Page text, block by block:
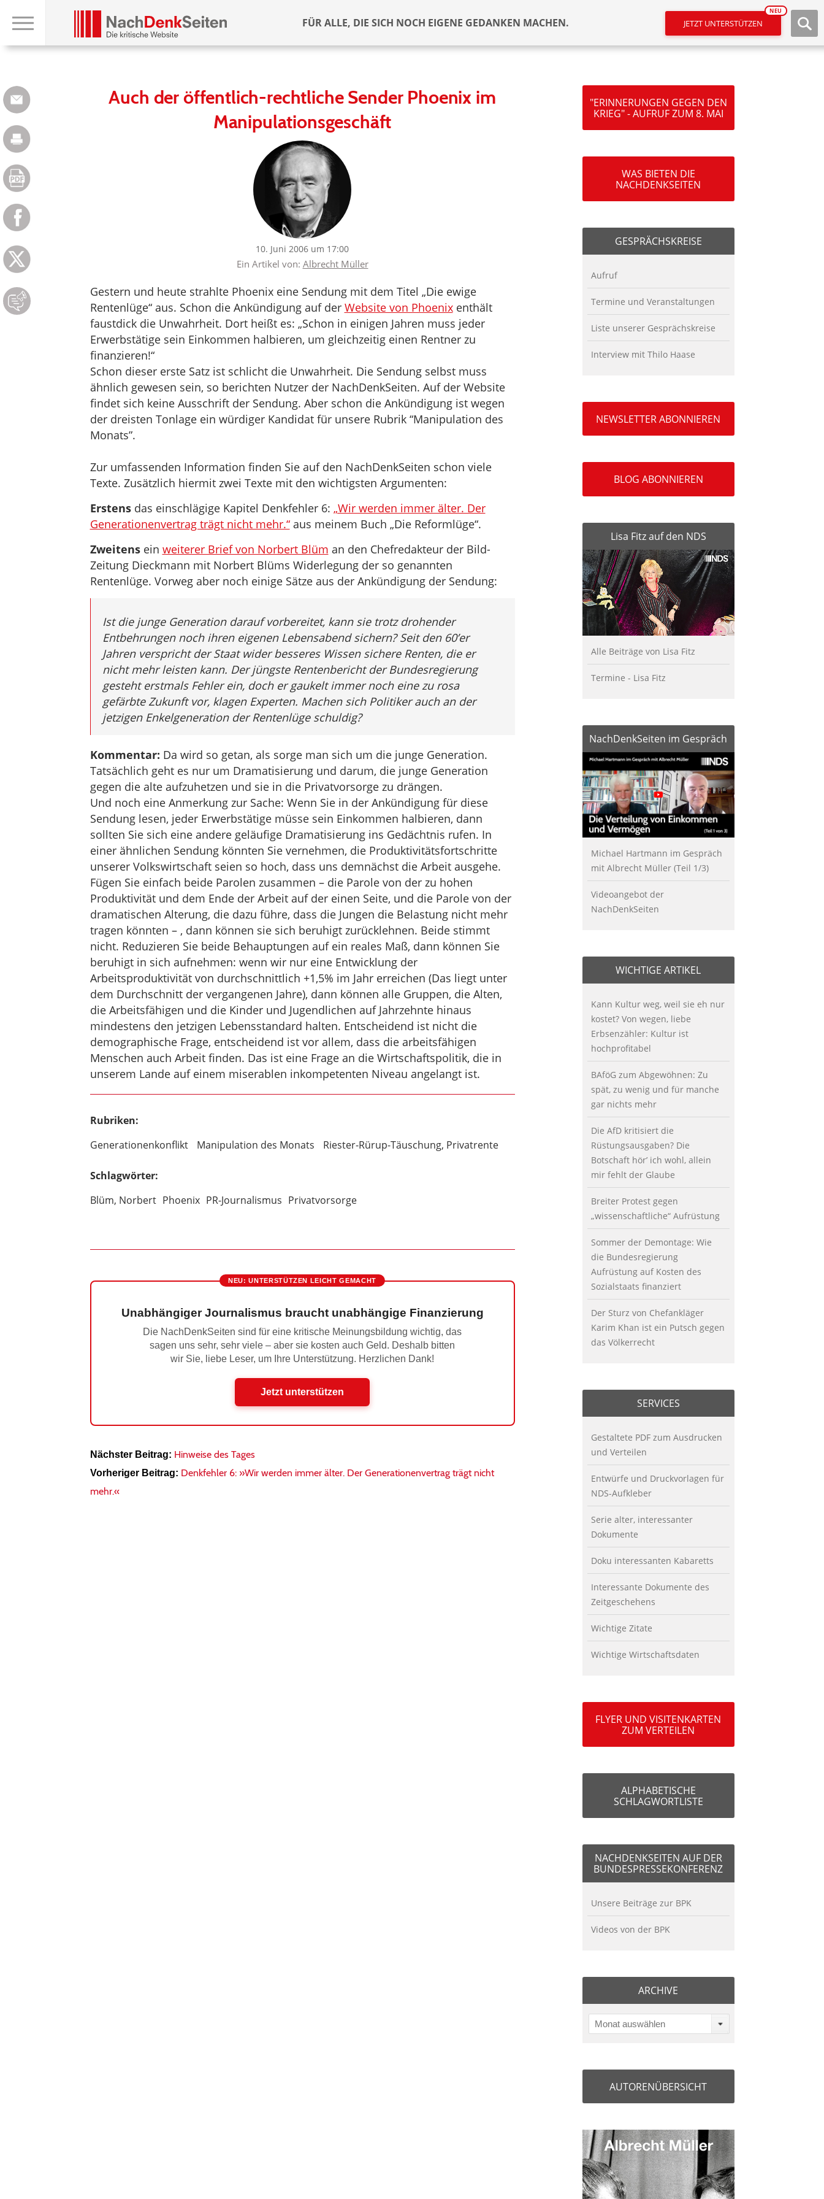
FÜR ALLE, DIE SICH NOCH EIGENE GEDANKEN MACHEN. JETZT UNTERSTÜTZEN
NEU
Auch der öffentlich-rechtliche Sender Phoenix im
Manipulationsgeschäft
10. Juni 2006 um 17:00
Ein Artikel von: Albrecht Müller
Gestern und heute strahlte Phoenix eine Sendung mit dem Titel „Die ewige
Rentenlüge“ aus. Schon die Ankündigung auf der Website von Phoenixenthält
faustdick die Unwahrheit. Dort heißt es: „Schon in einigen Jahren muss jeder
Erwerbstätige sein Einkommen halbieren, um gleichzeitig einen Rentner zu
finanzieren!“
Schon dieser erste Satz ist schlicht die Unwahrheit. Die Sendung selbst muss
ähnlich gewesen sein, so berichten Nutzer der NachDenkSeiten. Auf der Website
findet sich keine Ausschrift der Sendung. Aber schon die Ankündigung ist wegen
der dreisten Tonlage ein würdiger Kandidat für unsere Rubrik “Manipulation des
Monats”.
Zur umfassenden Information finden Sie auf den NachDenkSeiten schon viele
Texte. Zusätzlich hiermit zwei Texte mit den wichtigsten Argumenten:
Erstensdas einschlägige Kapitel Denkfehler 6: „Wir werden immer älter. Der
Generationenvertrag trägt nicht mehr.“aus meinem Buch „Die Reformlüge“.
Zweitensein weiterer Brief von Norbert Blüm an den Chefredakteur der Bild-
Zeitung Dieckmann mit Norbert Blüms Widerlegung der so genannten
Rentenlüge. Vorweg aber noch einige Sätze aus der Ankündigung der Sendung:
Ist die junge Generation darauf vorbereitet, kann sie trotz drohender
Entbehrungen noch ihren eigenen Lebensabend sichern? Seit den 60’er
Jahren verspricht der Staat wider besseres Wissen sichere Renten, die er
nicht mehr leisten kann. Der jüngste Rentenbericht der Bundesregierung
gesteht erstmals Fehler ein, doch er gaukelt immer noch eine zu rosa
gefärbte Zukunft vor, klagen Experten. Machen sich Politiker auch an der
jetzigen Enkelgeneration der Rentenlüge schuldig?
Kommentar: Da wird so getan, als sorge man sich um die junge Generation.
Tatsächlich geht es nur um Dramatisierung und darum, die junge Generation
gegen die alte aufzuhetzen und sie in die Privatvorsorge zu drängen.
Und noch eine Anmerkung zur Sache: Wenn Sie in der Ankündigung für diese
Sendung lesen, jeder Erwerbstätige müsse sein Einkommen halbieren, dann
sollten Sie sich eine andere geläufige Dramatisierung ins Gedächtnis rufen. In
einer ähnlichen Sendung könnten Sie vernehmen, die Produktivitätsfortschritte
unserer Volkswirtschaft seien so hoch, dass uns demnächst die Arbeit ausgehe.
Fügen Sie einfach beide Parolen zusammen – die Parole von der zu hohen
Produktivität und dem Ende der Arbeit auf der einen Seite, und die Parole von der
dramatischen Alterung, die dazu führe, dass die Jungen die Belastung nicht mehr
tragen könnten – , dann können sie sich beruhigt zurücklehnen. Beide stimmt
nicht. Reduzieren Sie beide Behauptungen auf ein reales Maß, dann können Sie
beruhigt in sich aufnehmen: wenn wir nur eine Entwicklung der
Arbeitsproduktivität von durchschnittlich +1,5% im Jahr erreichen (Das liegt unter
dem Durchschnitt der vergangenen Jahre), dann können alle Gruppen, die Alten,
die Arbeitsfähigen und die Kinder und Jugendlichen auf Jahrzehnte hinaus
mindestens den jetzigen Lebensstandard halten. Entscheidend ist nicht die
demographische Frage, entscheidend ist vor allem, dass die arbeitsfähigen
Menschen auch Arbeit finden. Das ist eine Frage an die Wirtschaftspolitik, die in
unserem Lande auf einem miserablen inkompetenten Niveau angelangt ist.
Rubriken:
Generationenkonflikt
Manipulation des Monats Riester-Rürup-Täuschung, Privatrente
Schlagwörter:
Blüm, Norbert Phoenix PR-Journalismus Privatvorsorge
NEU: UNTERSTÜTZEN LEICHT GEMACHT
Unabhängiger Journalismus braucht unabhängige Finanzierung
Die NachDenkSeiten sind für eine kritische Meinungsbildung wichtig, das
sagen uns sehr, sehr viele – aber sie kosten auch Geld. Deshalb bitten
wir Sie, liebe Leser, um Ihre Unterstützung. Herzlichen Dank!
Jetzt unterstützen
Nächster Beitrag: Hinweise des Tages
Vorheriger Beitrag: Denkfehler 6: »Wir werden immer älter. Der Generationenvertrag trägt nicht
mehr.«
"ERINNERUNGEN GEGEN DEN
KRIEG" - AUFRUF ZUM 8. MAI
WAS BIETEN DIE
NACHDENKSEITEN
GESPRÄCHSKREISE
Aufruf
Termine und Veranstaltungen
Liste unserer Gesprächskreise
Interview mit Thilo Haase
NEWSLETTER ABONNIEREN
BLOG ABONNIEREN
Lisa Fitz auf den NDS
Alle Beiträge von Lisa Fitz
Termine - Lisa Fitz
NachDenkSeiten im Gespräch
Michael Hartmann im Gespräch
mit Albrecht Müller (Teil 1/3)
Videoangebot der
NachDenkSeiten
WICHTIGE ARTIKEL
Kann Kultur weg, weil sie eh nur
kostet? Von wegen, liebe
Erbsenzähler: Kultur ist
hochprofitabel
BAföG zum Abgewöhnen: Zu
spät, zu wenig und für manche
gar nichts mehr
Die AfD kritisiert die
Rüstungsausgaben? Die
Botschaft hör’ ich wohl, allein
mir fehlt der Glaube
Breiter Protest gegen
„wissenschaftliche“ Aufrüstung
Sommer der Demontage: Wie
die Bundesregierung
Aufrüstung auf Kosten des
Sozialstaats finanziert
Der Sturz von Chefankläger
Karim Khan ist ein Putsch gegen
das Völkerrecht
SERVICES
Gestaltete PDF zum Ausdrucken
und Verteilen
Entwürfe und Druckvorlagen für
NDS-Aufkleber
Serie alter, interessanter
Dokumente
Doku interessanten Kabaretts
Interessante Dokumente des
Zeitgeschehens
Wichtige Zitate
Wichtige Wirtschaftsdaten
FLYER UND VISITENKARTEN
ZUM VERTEILEN
ALPHABETISCHE
SCHLAGWORTLISTE
NACHDENKSEITEN AUF DER
BUNDESPRESSEKONFERENZ
Unsere Beiträge zur BPK
Videos von der BPK
ARCHIVE
Monat auswählen
AUTORENÜBERSICHT